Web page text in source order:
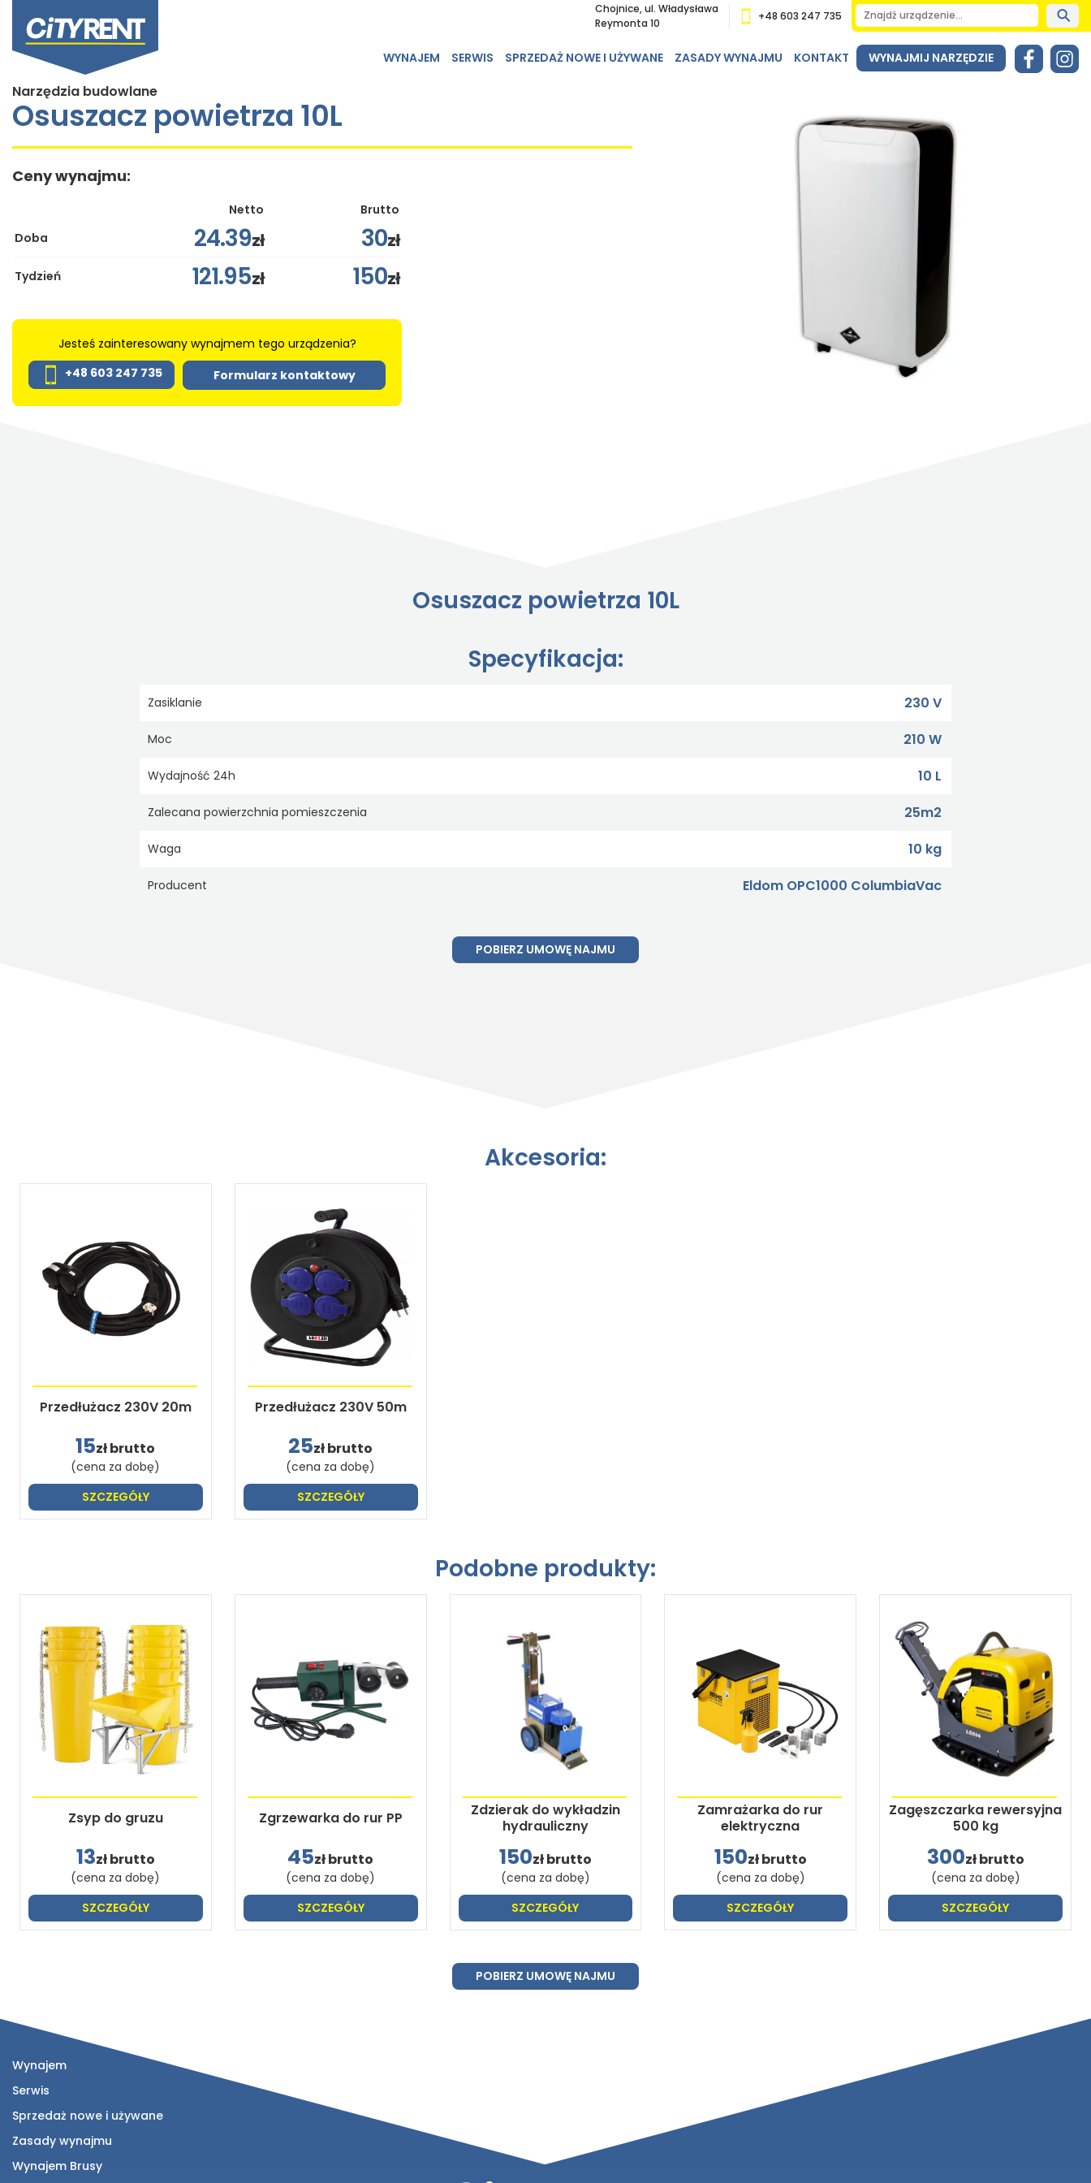
Chojnice, ul. Władysława
Reymonta 10
+48 603 247 735
WYNAJEM SERWIS SPRZEDAŻ NOWE I UŻYWANE ZASADY WYNAJMU KONTAKT WYNAJMIJ NARZĘDZIE
Narzędzia budowlane
Osuszacz powietrza 10L
Ceny wynajmu:
Netto
Brutto
Doba
24.39zł 30zł
Tydzień 121.95zł 150zł
Jesteś zainteresowany wynajmem tego urządzenia?
+48 603 247 735
Formularz kontaktowy
Osuszacz powietrza 10L
Specyfikacja:
Zasiklanie 230 V
Moc 210 W
Wydajność 24h 10 L
Zalecana powierzchnia pomieszczenia 25m2
Waga 10 kg
Producent Eldom OPC1000 ColumbiaVac
POBIERZ UMOWĘ NAJMU
Akcesoria:
Przedłużacz 230V 20m
15zł brutto
(cena za dobę)
SZCZEGÓŁY
Przedłużacz 230V 50m
25zł brutto
(cena za dobę)
SZCZEGÓŁY
Podobne produkty:
Zsyp do gruzu
13zł brutto
(cena za dobę)
SZCZEGÓŁY
Zgrzewarka do rur PP
45zł brutto
(cena za dobę)
SZCZEGÓŁY
Zdzierak do wykładzin
hydrauliczny
150zł brutto
(cena za dobę)
SZCZEGÓŁY
Zamrażarka do rur
elektryczna
150zł brutto
(cena za dobę)
SZCZEGÓŁY
Zagęszczarka rewersyjna
500 kg
300zł brutto
(cena za dobę)
SZCZEGÓŁY
POBIERZ UMOWĘ NAJMU
Wynajem
Serwis
Sprzedaż nowe i używane
Zasady wynajmu
Wynajem Brusy